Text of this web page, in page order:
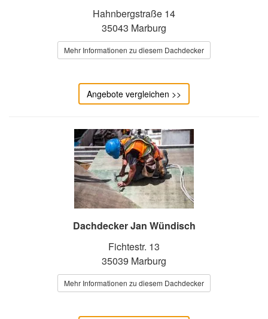
Hahnbergstraße 14
35043 Marburg
Mehr Informationen zu diesem Dachdecker
Angebote vergleichen >>
Dachdecker Jan Wündisch
Fichtestr. 13
35039 Marburg
Mehr Informationen zu diesem Dachdecker